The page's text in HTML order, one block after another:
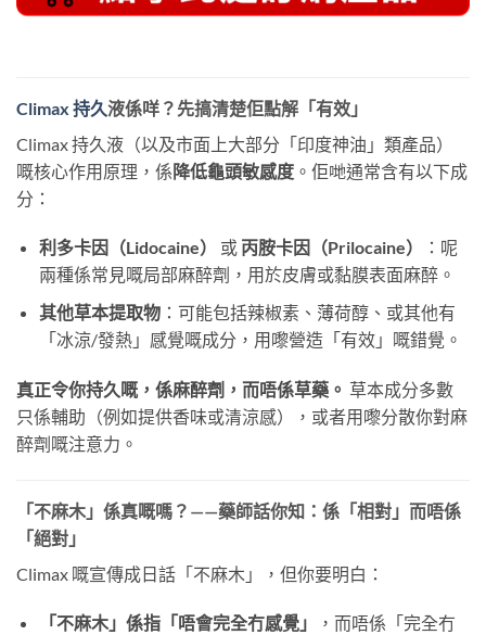
Climax 持久液係咩？先搞清楚佢點解「有效」
Climax 持久液（以及市面上大部分「印度神油」類產品）
嘅核心作用原理，係降低龜頭敏感度 。佢哋通常含有以下成
分：
利多卡因（Lidocaine） ​ 或 丙胺卡因（Prilocaine）
：呢
兩種係常見嘅局部麻醉劑，用於皮膚或黏膜表面麻醉。
其他草本提取物：可能包括辣椒素、薄荷醇、或其他有
「冰涼/發熱」感覺嘅成分，用嚟營造「有效」嘅錯覺。
真正令你持久嘅，係麻醉劑，而唔係草藥。 ​ 草本成分多數
只係輔助（例如提供香味或清涼感），或者用嚟分散你對麻
醉劑嘅注意力。
「不麻木」係真嘅嗎？——藥師話你知：係「相對」而唔係
「絕對」
Climax 嘅宣傳成日話「不麻木」，但你要明白：
「不麻木」係指「唔會完全冇感覺」
，而唔係「完全冇